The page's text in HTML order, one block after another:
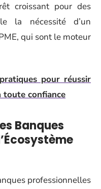
croissant pour des
la nécessité d’un
qui sont le moteur
pour réussir
toute confiance
Banques
professionnelles